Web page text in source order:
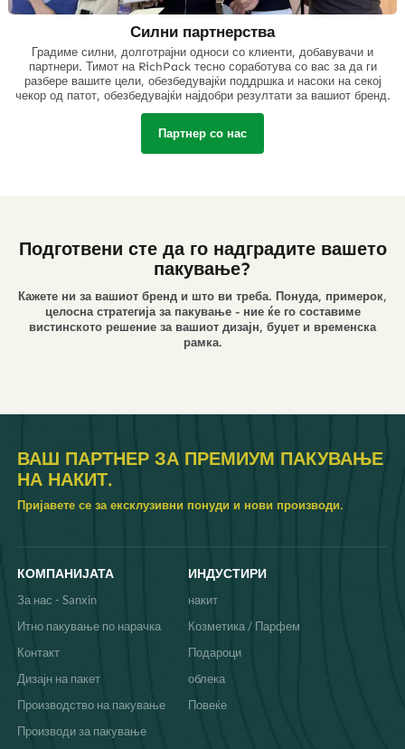
Силни партнерства
Градиме силни, долготрајни односи со клиенти, добавувачи и
партнери. Тимот на RichPack тесно соработува со вас за да ги
разбере вашите цели, обезбедувајќи поддршка и насоки на секој
чекор од патот, обезбедувајќи најдобри резултати за вашиот бренд.
Партнер со нас
Подготвени сте да го надградите вашето
пакување?
Кажете ни за вашиот бренд и што ви треба. Понуда, примерок,
целосна стратегија за пакување - ние ќе го составиме
вистинското решение за вашиот дизајн, буџет и временска
рамка.
ВАШ ПАРТНЕР ЗА ПРЕМИУМ ПАКУВАЊЕ
НА НАКИТ.
Пријавете се за ексклузивни понуди и нови производи.
КОМПАНИЈАТА
За нас - Sanxin
Итно пакување по нарачка
Контакт
Дизајн на пакет
Производство на пакување
Производи за пакување
ИНДУСТИРИ
накит
Козметика / Парфем
Подароци
облека
Повеќе